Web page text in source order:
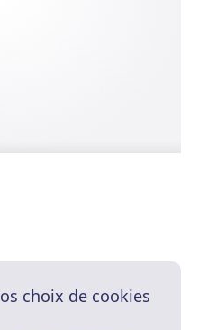
choix de cookies